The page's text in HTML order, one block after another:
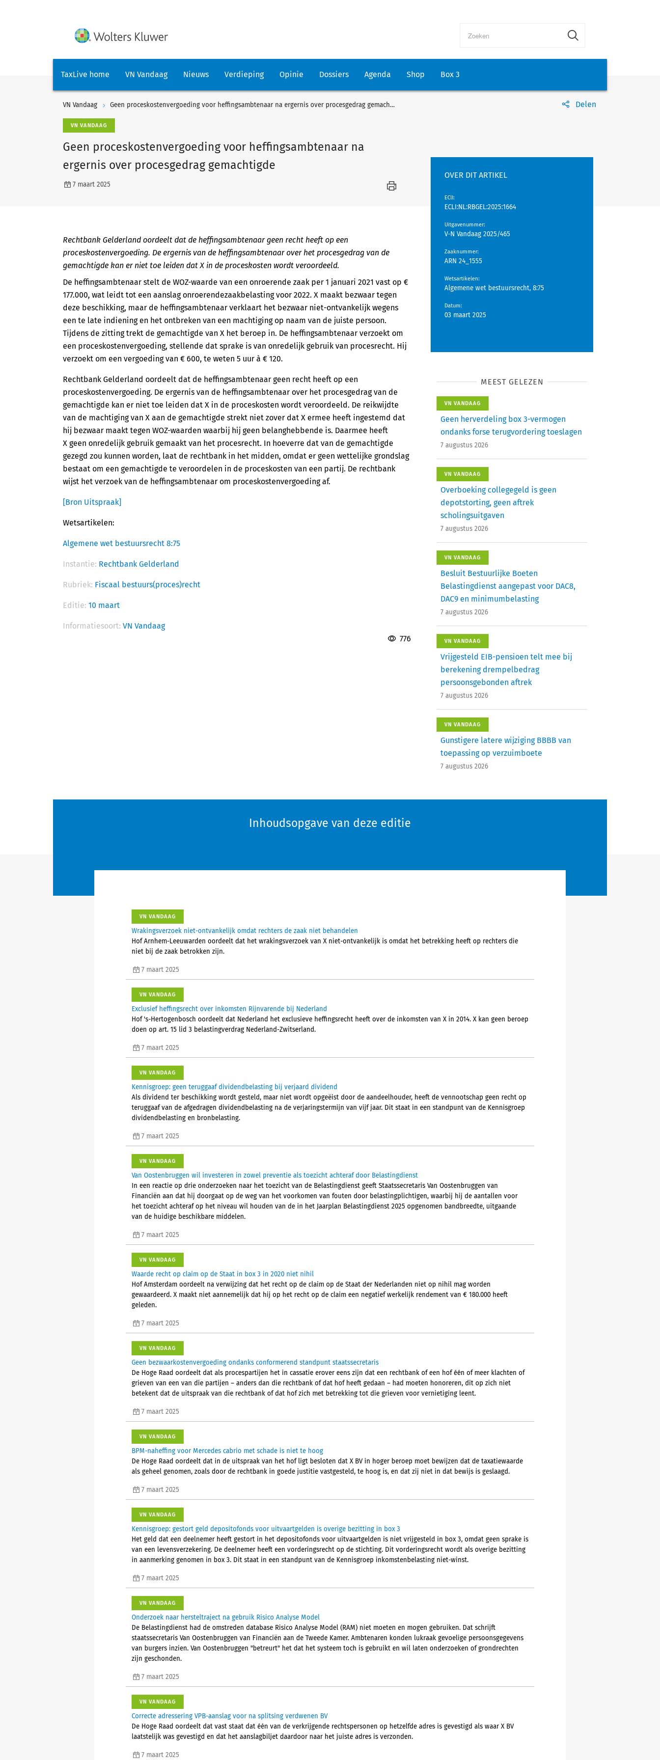
TaxLive home VN Vandaag Nieuws Verdieping Opinie Dossiers Agenda Shop Box 3
VN Vandaag Geen proceskostenvergoeding voor heffingsambtenaar na ergernis over procesgedrag gemachtigde Delen
VN VANDAAG
Geen proceskostenvergoeding voor heffingsambtenaar na
ergernis over procesgedrag gemachtigde
7 maart 2025
Rechtbank Gelderland oordeelt dat de heffingsambtenaar geen recht heeft op een
proceskostenvergoeding. De ergernis van de heffingsambtenaar over het procesgedrag van de
gemachtigde kan er niet toe leiden dat X in de proceskosten wordt veroordeeld.
De heffingsambtenaar stelt de WOZ-waarde van een onroerende zaak per 1 januari 2021 vast op €
177.000, wat leidt tot een aanslag onroerendezaakbelasting voor 2022. X maakt bezwaar tegen
deze beschikking, maar de heffingsambtenaar verklaart het bezwaar niet-ontvankelijk wegens
een te late indiening en het ontbreken van een machtiging op naam van de juiste persoon.
Tijdens de zitting trekt de gemachtigde van X het beroep in. De heffingsambtenaar verzoekt om
een proceskostenvergoeding, stellende dat sprake is van onredelijk gebruik van procesrecht. Hij
verzoekt om een vergoeding van € 600, te weten 5 uur à € 120.
Rechtbank Gelderland oordeelt dat de heffingsambtenaar geen recht heeft op een
proceskostenvergoeding. De ergernis van de heffingsambtenaar over het procesgedrag van de
gemachtigde kan er niet toe leiden dat X in de proceskosten wordt veroordeeld. De reikwijdte
van de machtiging van X aan de gemachtigde strekt niet zover dat X ermee heeft ingestemd dat
hij bezwaar maakt tegen WOZ-waarden waarbij hij geen belanghebbende is. Daarmee heeft
X geen onredelijk gebruik gemaakt van het procesrecht. In hoeverre dat van de gemachtigde
gezegd zou kunnen worden, laat de rechtbank in het midden, omdat er geen wettelijke grondslag
bestaat om een gemachtigde te veroordelen in de proceskosten van een partij. De rechtbank
wijst het verzoek van de heffingsambtenaar om proceskostenvergoeding af.
[Bron Uitspraak]
Wetsartikelen:
Algemene wet bestuursrecht 8:75
Instantie: Rechtbank Gelderland
Rubriek: Fiscaal bestuurs(proces)recht
Editie: 10 maart
Informatiesoort: VN Vandaag
776
OVER DIT ARTIKEL
EClI:
ECLI:NL:RBGEL:2025:1664
Uitgavenummer:
V-N Vandaag 2025/465
Zaaknummer:
ARN 24_1555
Wetsartikelen:
Algemene wet bestuursrecht, 8:75
Datum:
03 maart 2025
MEEST GELEZEN
VN VANDAAG
Geen herverdeling box 3-vermogen
ondanks forse terugvordering toeslagen
7 augustus 2026
VN VANDAAG
Overboeking collegegeld is geen
depotstorting, geen aftrek
scholingsuitgaven
7 augustus 2026
VN VANDAAG
Besluit Bestuurlijke Boeten
Belastingdienst aangepast voor DAC8,
DAC9 en minimumbelasting
7 augustus 2026
VN VANDAAG
Vrijgesteld EIB-pensioen telt mee bij
berekening drempelbedrag
persoonsgebonden aftrek
7 augustus 2026
VN VANDAAG
Gunstigere latere wijziging BBBB van
toepassing op verzuimboete
7 augustus 2026
Inhoudsopgave van deze editie
VN VANDAAG
Wrakingsverzoek niet-ontvankelijk omdat rechters de zaak niet behandelen
Hof Arnhem-Leeuwarden oordeelt dat het wrakingsverzoek van X niet-ontvankelijk is omdat het betrekking heeft op rechters die
niet bij de zaak betrokken zijn.
7 maart 2025
VN VANDAAG
Exclusief heffingsrecht over inkomsten Rijnvarende bij Nederland
Hof 's-Hertogenbosch oordeelt dat Nederland het exclusieve heffingsrecht heeft over de inkomsten van X in 2014. X kan geen beroep
doen op art. 15 lid 3 belastingverdrag Nederland-Zwitserland.
7 maart 2025
VN VANDAAG
Kennisgroep: geen teruggaaf dividendbelasting bij verjaard dividend
Als dividend ter beschikking wordt gesteld, maar niet wordt opgeëist door de aandeelhouder, heeft de vennootschap geen recht op
teruggaaf van de afgedragen dividendbelasting na de verjaringstermijn van vijf jaar. Dit staat in een standpunt van de Kennisgroep
dividendbelasting en bronbelasting.
7 maart 2025
VN VANDAAG
Van Oostenbruggen wil investeren in zowel preventie als toezicht achteraf door Belastingdienst
In een reactie op drie onderzoeken naar het toezicht van de Belastingdienst geeft Staatssecretaris Van Oostenbruggen van
Financiën aan dat hij doorgaat op de weg van het voorkomen van fouten door belastingplichtigen, waarbij hij de aantallen voor
het toezicht achteraf op het niveau wil houden van de in het Jaarplan Belastingdienst 2025 opgenomen bandbreedte, uitgaande
van de huidige beschikbare middelen.
7 maart 2025
VN VANDAAG
Waarde recht op claim op de Staat in box 3 in 2020 niet nihil
Hof Amsterdam oordeelt na verwijzing dat het recht op de claim op de Staat der Nederlanden niet op nihil mag worden
gewaardeerd. X maakt niet aannemelijk dat hij op het recht op de claim een negatief werkelijk rendement van € 180.000 heeft
geleden.
7 maart 2025
VN VANDAAG
Geen bezwaarkostenvergoeding ondanks conformerend standpunt staatssecretaris
De Hoge Raad oordeelt dat als procespartijen het in cassatie erover eens zijn dat een rechtbank of een hof één of meer klachten of
grieven van een van die partijen – anders dan die rechtbank of dat hof heeft gedaan – had moeten honoreren, dit op zich niet
betekent dat de uitspraak van die rechtbank of dat hof zich met betrekking tot die grieven voor vernietiging leent.
7 maart 2025
VN VANDAAG
BPM-naheffing voor Mercedes cabrio met schade is niet te hoog
De Hoge Raad oordeelt dat in de uitspraak van het hof ligt besloten dat X BV in hoger beroep moet bewijzen dat de taxatiewaarde
als geheel genomen, zoals door de rechtbank in goede justitie vastgesteld, te hoog is, en dat zij niet in dat bewijs is geslaagd.
7 maart 2025
VN VANDAAG
Kennisgroep: gestort geld depositofonds voor uitvaartgelden is overige bezitting in box 3
Het geld dat een deelnemer heeft gestort in het depositofonds voor uitvaartgelden is niet vrijgesteld in box 3, omdat geen sprake is
van een levensverzekering. De deelnemer heeft een vorderingsrecht op de stichting. Dit vorderingsrecht wordt als overige bezitting
in aanmerking genomen in box 3. Dit staat in een standpunt van de Kennisgroep inkomstenbelasting niet-winst.
7 maart 2025
VN VANDAAG
Onderzoek naar hersteltraject na gebruik Risico Analyse Model
De Belastingdienst had de omstreden database Risico Analyse Model (RAM) niet moeten en mogen gebruiken. Dat schrijft
staatssecretaris Van Oostenbruggen van Financiën aan de Tweede Kamer. Ambtenaren konden lukraak gevoelige persoonsgegevens
van burgers inzien. Van Oostenbruggen "betreurt" het dat het systeem toch is gebruikt en wil laten onderzoeken of grondrechten
zijn geschonden.
7 maart 2025
VN VANDAAG
Correcte adressering VPB-aanslag voor na splitsing verdwenen BV
De Hoge Raad oordeelt dat vast staat dat één van de verkrijgende rechtspersonen op hetzelfde adres is gevestigd als waar X BV
laatstelijk was gevestigd en dat het aanslagbiljet daardoor naar het juiste adres is verzonden.
7 maart 2025